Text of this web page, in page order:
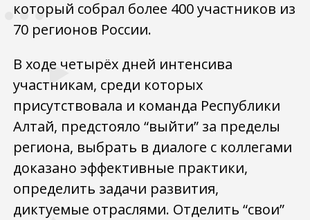
который собрал более 400 участников из
70 регионов России.
В ходе четырёх дней интенсива
участникам, среди которых
присутствовала и команда Республики
Алтай, предстояло “выйти” за пределы
региона, выбрать в диалоге с коллегами
доказано эффективные практики,
определить задачи развития,
диктуемые отраслями. Отделить “свои”